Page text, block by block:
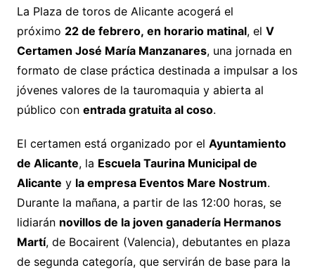
La Plaza de toros de Alicante acogerá el
próximo 22 de febrero, en horario matinal, el V
Certamen José María Manzanares, una jornada en
formato de clase práctica destinada a impulsar a los
jóvenes valores de la tauromaquia y abierta al
público con entrada gratuita al coso.
El certamen está organizado por el Ayuntamiento
de Alicante, la Escuela Taurina Municipal de
Alicante y la empresa Eventos Mare Nostrum.
Durante la mañana, a partir de las 12:00 horas, se
lidiarán novillos de la joven ganadería Hermanos
Martí, de Bocairent (Valencia), debutantes en plaza
de segunda categoría, que servirán de base para la